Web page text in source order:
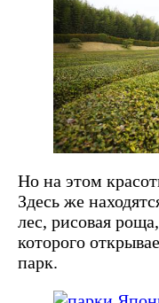
Но на этом
Здесь же
лес, рисовая
которого
парк.